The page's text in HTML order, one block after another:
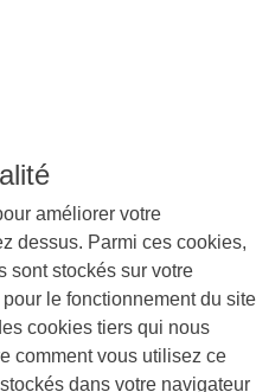
améliorer votre
dessus. Parmi ces cookies,
sont stockés sur votre
le fonctionnement du site
cookies tiers qui nous
comment vous utilisez ce
dans votre navigateur